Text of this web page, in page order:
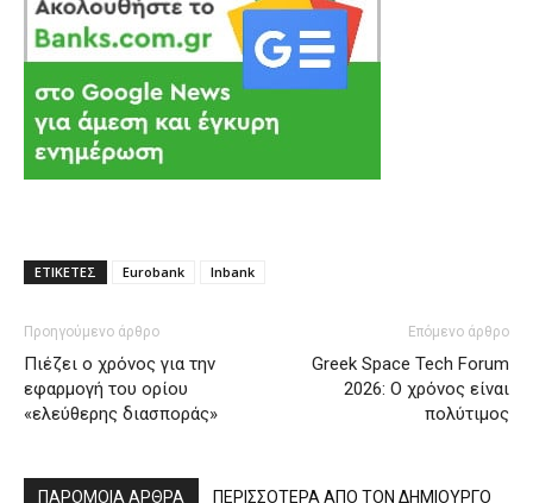
ΕΤΙΚΕΤΕΣ Eurobank Inbank
Προηγούμενο άρθρο
Πιέζει ο χρόνος για την
εφαρμογή του ορίου
«ελεύθερης διασποράς»
Επόμενο άρθρο
Greek Space Tech Forum
2026: Ο χρόνος είναι
πολύτιμος
ΠΑΡΟΜΟΙΑ ΑΡΘΡΑ ΠΕΡΙΣΣΟΤΕΡΑ ΑΠΟ ΤΟΝ ΔΗΜΙΟΥΡΓΟ